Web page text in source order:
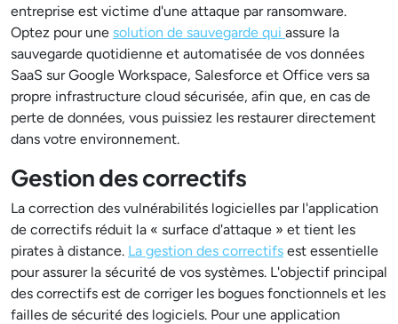
entreprise est victime d'une attaque par ransomware.
Optez pour une solution de sauvegarde qui assure la
sauvegarde quotidienne et automatisée de vos données
SaaS sur Google Workspace, Salesforce et Office vers sa
propre infrastructure cloud sécurisée, afin que, en cas de
perte de données, vous puissiez les restaurer directement
dans votre environnement.
Gestion des correctifs
La correction des vulnérabilités logicielles par l'application
de correctifs réduit la « surface d'attaque » et tient les
pirates à distance. La gestion des correctifs est essentielle
pour assurer la sécurité de vos systèmes. L'objectif principal
des correctifs est de corriger les bogues fonctionnels et les
failles de sécurité des logiciels. Pour une application